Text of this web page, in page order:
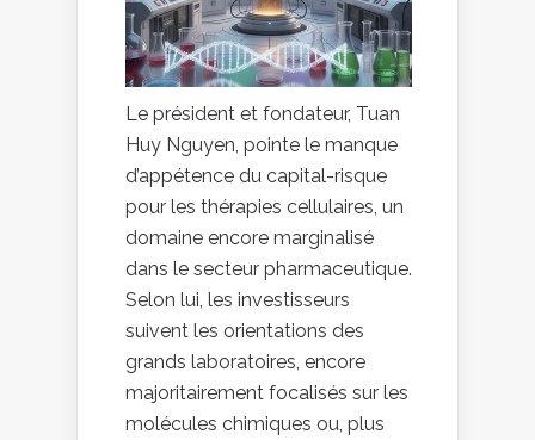
Le président et fondateur, Tuan
Huy Nguyen, pointe le manque
d’appétence du capital-risque
pour les thérapies cellulaires, un
domaine encore marginalisé
dans le secteur pharmaceutique.
Selon lui, les investisseurs
suivent les orientations des
grands laboratoires, encore
majoritairement focalisés sur les
molécules chimiques ou, plus